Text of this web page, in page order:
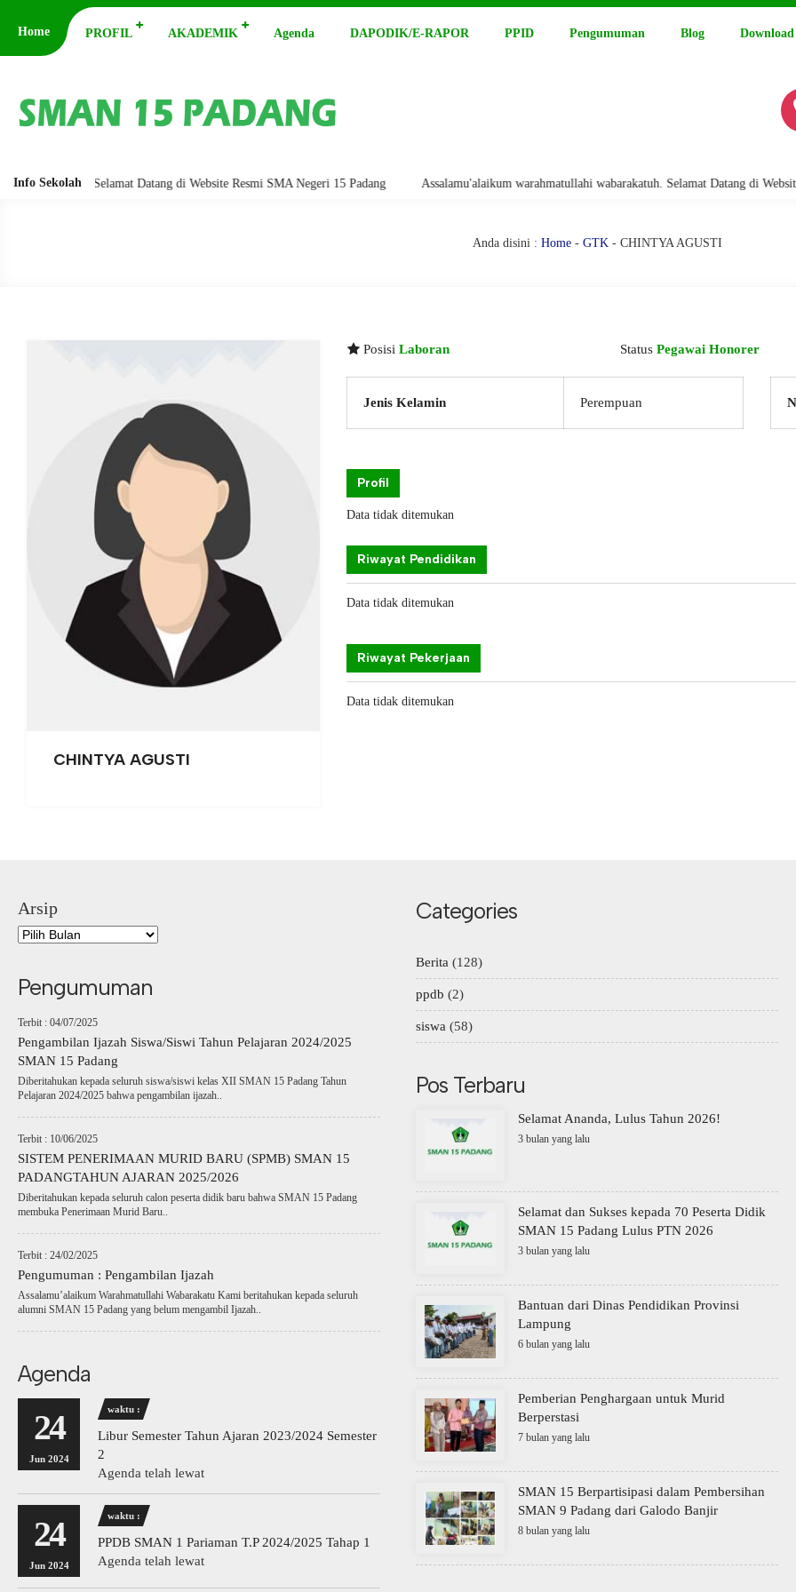
Home PROFIL AKADEMIK Agenda DAPODIK/E-RAPOR PPID Pengumuman Blog Download
Info SekolahSelamat Datang di Website Resmi SMA Negeri 15 Padang Assalamu'alaikum warahmatullahi wabarakatuh. Selamat Datang di Website
Anda disini : Home- GTK- CHINTYA AGUSTI
CHINTYA AGUSTI
Posisi Laboran Status Pegawai Honorer
Jenis Kelamin Perempuan
Profil
Data tidak ditemukan
Riwayat Pendidikan
Data tidak ditemukan
Riwayat Pekerjaan
Data tidak ditemukan
Arsip
Pengumuman
Terbit : 04/07/2025
Pengambilan Ijazah Siswa/Siswi Tahun Pelajaran 2024/2025
SMAN 15 Padang
Diberitahukan kepada seluruh siswa/siswi kelas XII SMAN 15 Padang Tahun
Pelajaran 2024/2025 bahwa pengambilan ijazah..
Terbit : 10/06/2025
SISTEM PENERIMAAN MURID BARU (SPMB) SMAN 15
PADANGTAHUN AJARAN 2025/2026
Diberitahukan kepada seluruh calon peserta didik baru bahwa SMAN 15 Padang
membuka Penerimaan Murid Baru..
Terbit : 24/02/2025
Pengumuman : Pengambilan Ijazah
Assalamu’alaikum Warahmatullahi Wabarakatu Kami beritahukan kepada seluruh
alumni SMAN 15 Padang yang belum mengambil Ijazah..
Agenda
24
Jun 2024
waktu :
Libur Semester Tahun Ajaran 2023/2024 Semester
2
Agenda telah lewat
24
Jun 2024
waktu :
PPDB SMAN 1 Pariaman T.P 2024/2025 Tahap 1
Agenda telah lewat
Categories
Berita (128)
ppdb (2)
siswa (58)
Pos Terbaru
Selamat Ananda, Lulus Tahun 2026!
3 bulan yang lalu
Selamat dan Sukses kepada 70 Peserta Didik
SMAN 15 Padang Lulus PTN 2026
3 bulan yang lalu
Bantuan dari Dinas Pendidikan Provinsi
Lampung
6 bulan yang lalu
Pemberian Penghargaan untuk Murid
Berperstasi
7 bulan yang lalu
SMAN 15 Berpartisipasi dalam Pembersihan
SMAN 9 Padang dari Galodo Banjir
8 bulan yang lalu